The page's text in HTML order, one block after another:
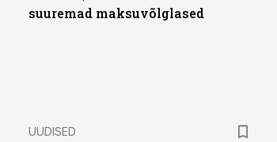
suuremad maksuvõlglased
UUDISED